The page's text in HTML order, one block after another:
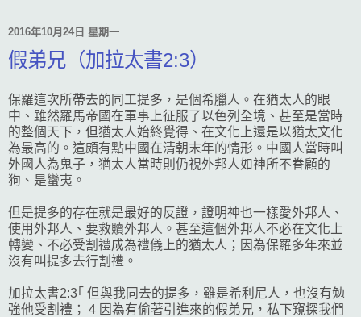
2016年10月24日 星期一
假弟兄（加拉太書2:3）
保羅這次所帶去的同工提多，是個希臘人。在猶太人的眼
中、雖然羅馬帝國在軍事上征服了以色列全境、甚至是當時
的整個天下，但猶太人始終覺得、在文化上還是以猶太文化
為最高的。這頗有點中國在清朝末年的情形。中國人當時叫
外國人為鬼子，猶太人當時則仍視外邦人如神所不眷顧的
狗、是蠻夷。
但是提多的存在就是最好的反證，證明神也一樣愛外邦人、
使用外邦人、要救贖外邦人。甚至這個外邦人不必在文化上
轉變、不必受割禮成為禮儀上的猶太人；因為保羅多年來並
沒有叫提多去行割禮。
加拉太書2:3｢ 但與我同去的提多，雖是希利尼人，也沒有勉
強他受割禮； 4 因為有偷著引進來的假弟兄，私下窺探我們